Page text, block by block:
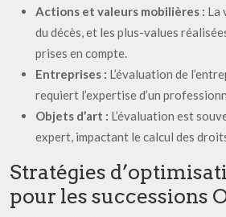
Actions et valeurs mobilières : La
du décès, et les plus-values
prises en compte.
Entreprises : L’évaluation de
requiert l’expertise d’un
Objets d’art : L’évaluation est
expert, impactant le calcul des
Stratégies
pour les successions